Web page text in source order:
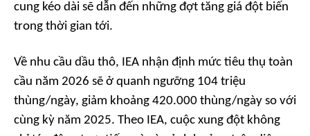
cung kéo dài sẽ dẫn đến những đợt tăng giá đột biến
trong thời gian tới.
Về nhu cầu dầu thô, IEA nhận định mức tiêu thụ toàn
cầu năm 2026 sẽ ở quanh ngưỡng 104 triệu
thùng/ngày, giảm khoảng 420.000 thùng/ngày so với
cùng kỳ năm 2025. Theo IEA, cuộc xung đột không